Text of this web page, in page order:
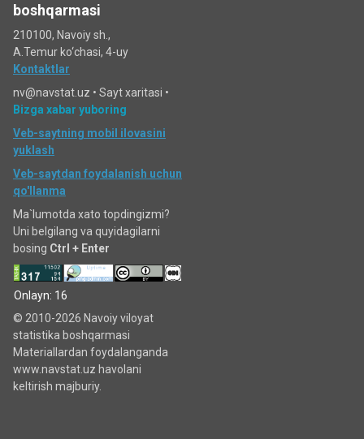
boshqarmasi
210100, Navoiy sh.,
A.Temur ko‘chаsi, 4-uy
Kontaktlar
nv@navstat.uz • Sayt xaritasi •
Bizga xabar yuboring
Veb-saytning mobil ilovasini
yuklash
Veb-saytdan foydalanish uchun
qo'llanma
Ma`lumotda xato topdingizmi?
Uni belgilang va quyidagilarni
bosing Ctrl + Enter
Onlayn: 16
© 2010-2026 Navoiy viloyat
statistika boshqarmasi
Materiallardan foydalanganda
www.navstat.uz havolani
keltirish majburiy.